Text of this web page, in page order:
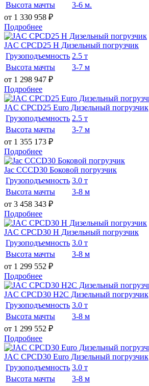
Высота мачты
3-6 м.
от 1 330 958 ₽
Подробнее
JAC CPCD25 H Дизельный погрузчик
Грузоподъемность 2.5 т
Высота мачты
3-7 м
от 1 298 947 ₽
Подробнее
JAC CPCD25 Euro Дизельный погрузчик
Грузоподъемность 2.5 т
Высота мачты
3-7 м
от 1 355 173 ₽
Подробнее
Jac CCCD30 Боковой погрузчик
Грузоподъемность 3.0 т
Высота мачты
3-8 м
от 3 458 343 ₽
Подробнее
JAC CPCD30 H Дизельный погрузчик
Грузоподъемность 3.0 т
Высота мачты
3-8 м
от 1 299 552 ₽
Подробнее
JAC CPCD30 H2C Дизельный погрузчик
Грузоподъемность 3.0 т
Высота мачты
3-8 м
от 1 299 552 ₽
Подробнее
JAC CPCD30 Euro Дизельный погрузчик
Грузоподъемность 3.0 т
Высота мачты
3-8 м